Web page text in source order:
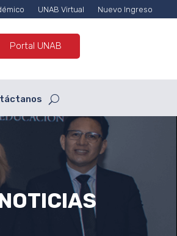
UNAB Virtual Nuevo Ingreso
Portal UNAB